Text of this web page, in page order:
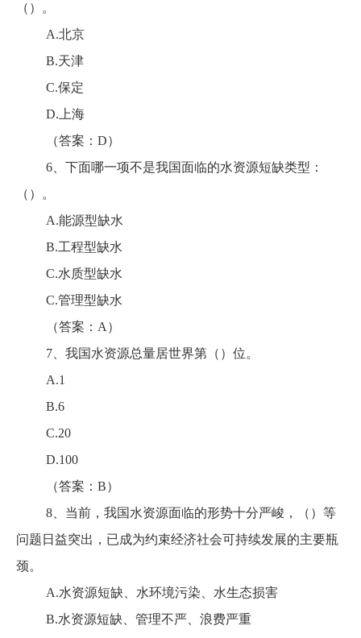
（）。
A.北京
B.天津
C.保定
D.上海
（答案：D）
6、下面哪一项不是我国面临的水资源短缺类型：
（）。
A.能源型缺水
B.工程型缺水
C.水质型缺水
C.管理型缺水
（答案：A）
7、我国水资源总量居世界第（）位。
A.1
B.6
C.20
D.100
（答案：B）
8、当前，我国水资源面临的形势十分严峻，（）等
问题日益突出，已成为约束经济社会可持续发展的主要瓶
颈。
A.水资源短缺、水环境污染、水生态损害
B.水资源短缺、管理不严、浪费严重